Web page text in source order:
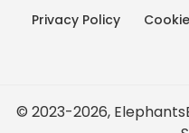
Privacy Policy
© 2023-2026,